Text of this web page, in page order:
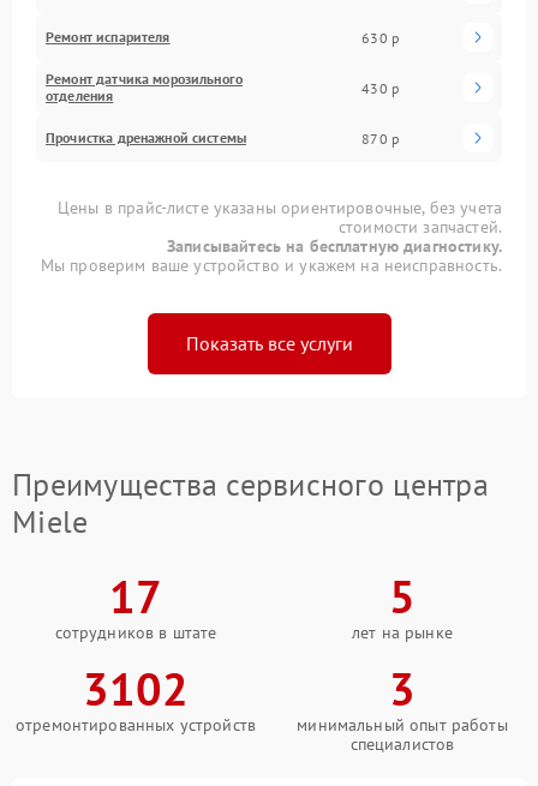
Ремонт испарителя 630 р
Ремонт датчика морозильного
отделения
430 р
Прочистка дренажной системы 870 р
Цены в прайс-листе указаны ориентировочные, без учета
стоимости запчастей.
Записывайтесь на бесплатную диагностику.
Мы проверим ваше устройство и укажем на неисправность.
Показать все услуги
Преимущества сервисного центра
Miele
17
сотрудников в штате
5
лет на рынке
3102
отремонтированных устройств
3
минимальный опыт работы
специалистов